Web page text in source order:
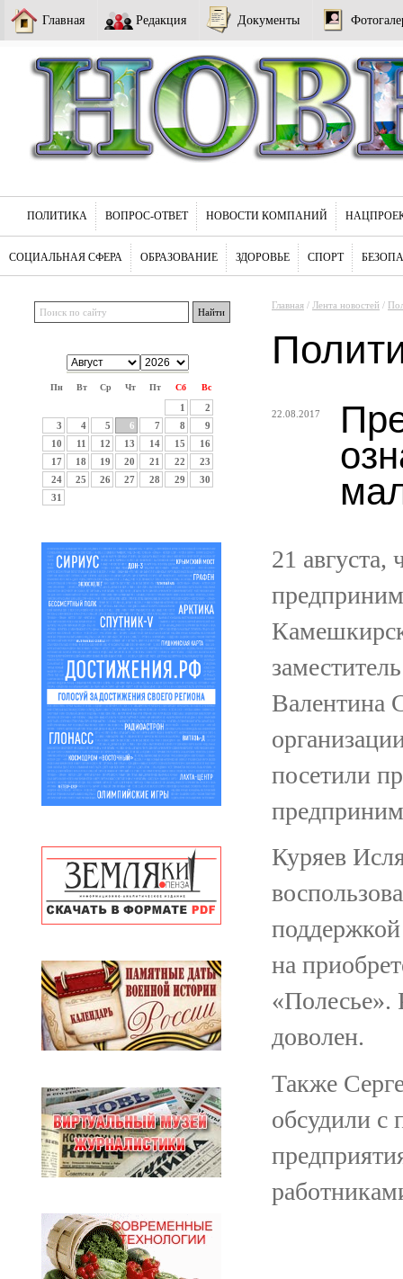
Главная Редакция Документы
ПОЛИТИКА ВОПРОС-ОТВЕТ НОВОСТИ КОМПАНИЙ
СОЦИАЛЬНАЯ СФЕРА ОБРАЗОВАНИЕ ЗДОРОВЬЕ СПОРТ
Пн Вт Ср Чт Пт Сб Вс
1
2
3
4 5 6 7 8
9
10
11 12 13 14 15
16
17
18 19 20 21 22
23
24
25 26 27 28 29
30
31
Главная / Лента новостей /
22.08.2017
21 августа,
Валентина
посетили
Куряев
поддержкой
на
«Полесье».
доволен.
Также
обсудили с